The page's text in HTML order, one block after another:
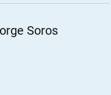
Soros